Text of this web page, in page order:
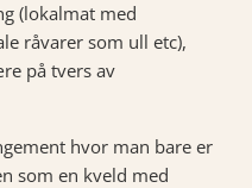
(lokalmat med
råvarer som ull etc),
på tvers av
hvor man bare er
som en kveld med